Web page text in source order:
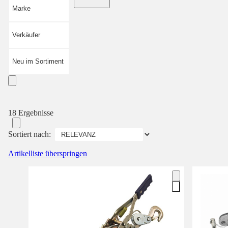
Marke
Verkäufer
Neu im Sortiment
18 Ergebnisse
Sortiert nach:
Artikelliste überspringen